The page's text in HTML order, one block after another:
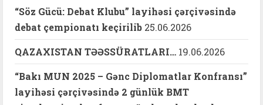
“Söz Gücü: Debat Klubu” layihəsi çərçivəsində
debat çempionatı keçirilib 25.06.2026
QAZAXISTAN TƏƏSSÜRATLARI… 19.06.2026
“Bakı MUN 2025 – Gənc Diplomatlar Konfransı”
layihəsi çərçivəsində 2 günlük BMT